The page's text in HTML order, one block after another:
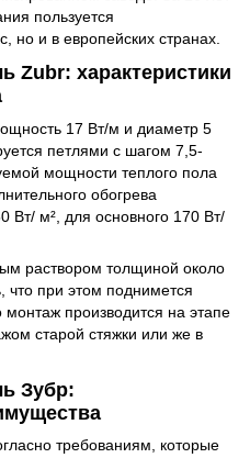
пользуется
но и в европейских странах.
Zubr: характеристики
17 Вт/м и диаметр 5
петлями с шагом 7,5-
мощности теплого пола
обогрева
Вт/ м², для основного 170 Вт/
раствором толщиной около
что при этом поднимется
монтаж производится на этапе
старой стяжки или же в
Зубр:
требованиям, которые